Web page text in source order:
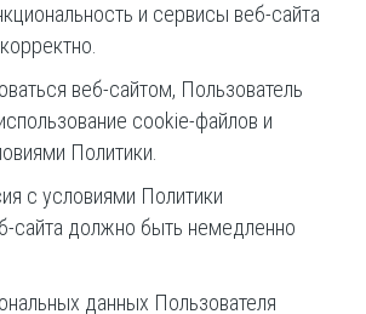
и сервисы веб-сайта
веб-сайтом, Пользователь
cookie-файлов и
Политики.
с условиями Политики
сайта должно быть немедленно
данных Пользователя